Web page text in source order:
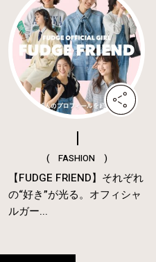
( FASHION )
【FUDGE FRIEND】それぞれ
の“好き”が光る。オフィシャ
ルガー...